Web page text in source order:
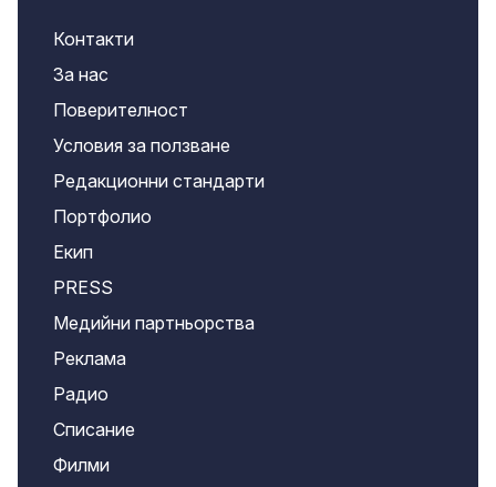
Контакти
За нас
Поверителност
Условия за ползване
Редакционни стандарти
Портфолио
Екип
PRESS
Медийни партньорства
Реклама
Радио
Списание
Филми